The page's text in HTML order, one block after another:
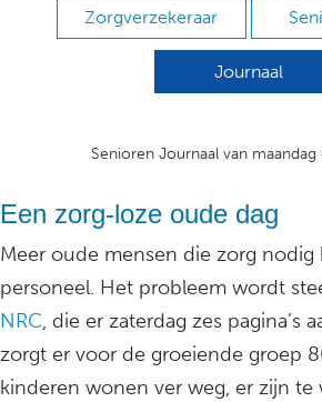
Zorgverzekeraar
Journaal
Senioren Journaal van
Een zorg-loze oude dag
Meer oude mensen die zorg
personeel. Het probleem wordt
NRC, die er zaterdag zes pagina’s
zorgt er voor de groeiende groep
kinderen wonen ver weg, er zijn te